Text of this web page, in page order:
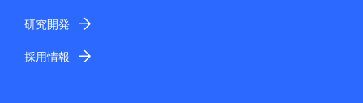
研究開発
採用情報